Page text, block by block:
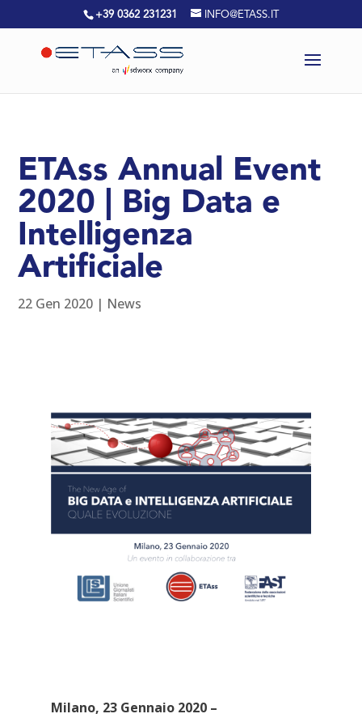
+39 0362 231231 INFO@ETASS.IT
ETAss Annual Event
2020 | Big Data e
Intelligenza
Artificiale
22 Gen 2020 | News
Milano, 23 Gennaio 2020 –